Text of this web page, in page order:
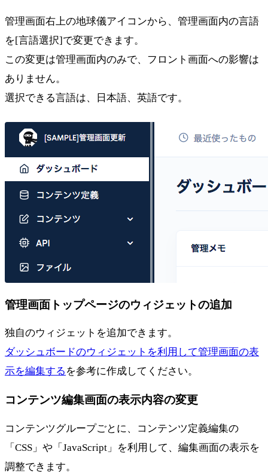
管理画面右上の地球儀アイコンから、管理画面内の言語
を[言語選択]で変更できます。
この変更は管理画面内のみで、フロント画面への影響は
ありません。
選択できる言語は、日本語、英語です。
管理画面トップページのウィジェットの追加
独自のウィジェットを追加できます。
ダッシュボードのウィジェットを利用して管理画面の表
示を編集する を参考に作成してください。
コンテンツ編集画面の表示内容の変更
コンテンツグループごとに、コンテンツ定義編集の
「CSS」や「JavaScript」を利用して、編集画面の表示を
調整できます。